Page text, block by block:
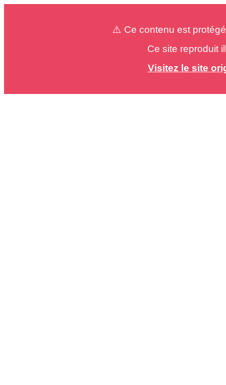
⚠️ Ce contenu est
Ce site reproduit
Visitez le site